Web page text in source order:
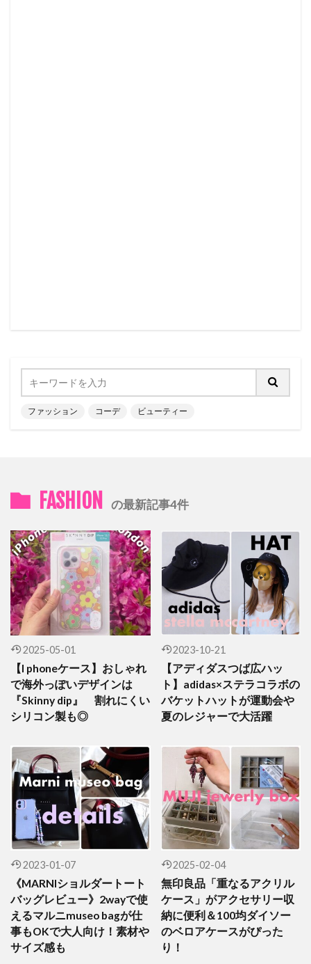
ファッション コーデ ビューティー
FASHION の最新記事4件
2025-05-01
【I phoneケース】おしゃれ
で海外っぽいデザインは
『Skinny dip』 割れにくい
シリコン製も◎
2023-10-21
【アディダスつば広ハッ
ト】adidas×ステラコラボの
バケットハットが運動会や
夏のレジャーで大活躍
2023-01-07
《MARNIショルダートート
バッグレビュー》2wayで使
えるマルニmuseo bagが仕
事もOKで大人向け！素材や
サイズ感も
2025-02-04
無印良品「重なるアクリル
ケース」がアクセサリー収
納に便利＆100均ダイソー
のベロアケースがぴった
り！